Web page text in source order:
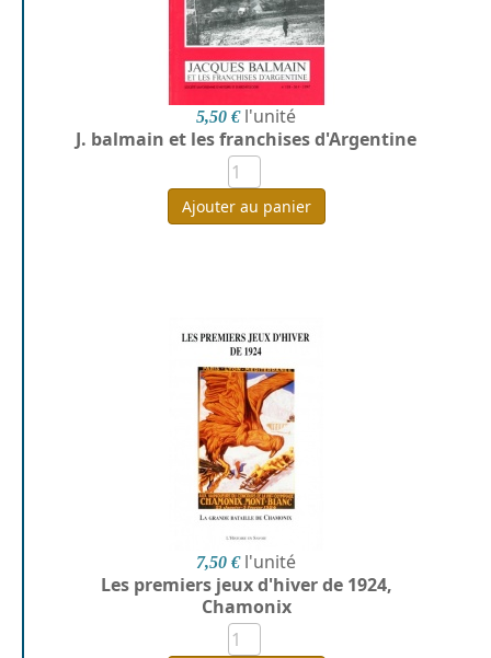
5,50 € l'unité
J. balmain et les franchises d'Argentine
Ajouter au panier
7,50 € l'unité
Les premiers jeux d'hiver de 1924,
Chamonix